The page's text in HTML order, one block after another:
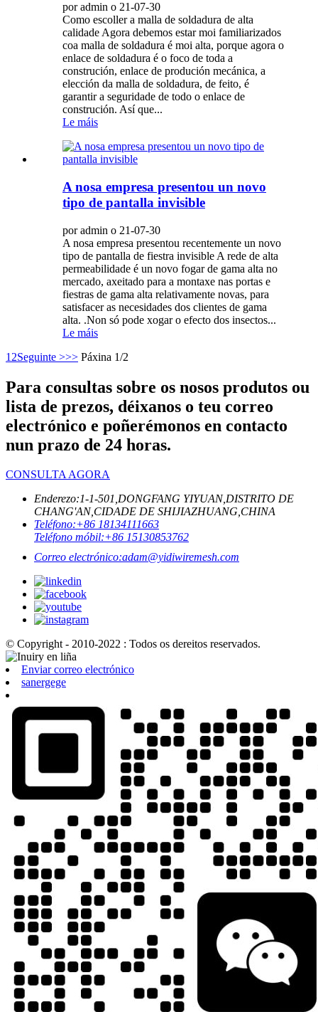
por admin o 21-07-30
Como escoller a malla de soldadura de alta
calidade Agora debemos estar moi familiarizados
coa malla de soldadura é moi alta, porque agora o
enlace de soldadura é o foco de toda a
construción, enlace de produción mecánica, a
elección da malla de soldadura, de feito, é
garantir a seguridade de todo o enlace de
construción. Así que...
Le máis
A nosa empresa presentou un novo
tipo de pantalla invisible
por admin o 21-07-30
A nosa empresa presentou recentemente un novo
tipo de pantalla de fiestra invisible A rede de alta
permeabilidade é un novo fogar de gama alta no
mercado, axeitado para a montaxe nas portas e
fiestras de gama alta relativamente novas, para
satisfacer as necesidades dos clientes de gama
alta. .Non só pode xogar o efecto dos insectos...
Le máis
1 2Seguinte >>> Páxina 1/2
Para consultas sobre os nosos produtos ou
lista de prezos, déixanos o teu correo
electrónico e poñerémonos en contacto
nun prazo de 24 horas.
CONSULTA AGORA
Enderezo:1-1-501,DONGFANG YIYUAN,DISTRITO DE
CHANG'AN,CIDADE DE SHIJIAZHUANG,CHINA
Teléfono:+86 18134111663
Teléfono móbil:+86 15130853762
Correo electrónico:adam@yidiwiremesh.com
© Copyright - 2010-2022 : Todos os dereitos reservados.
Enviar correo electrónico
sanergege